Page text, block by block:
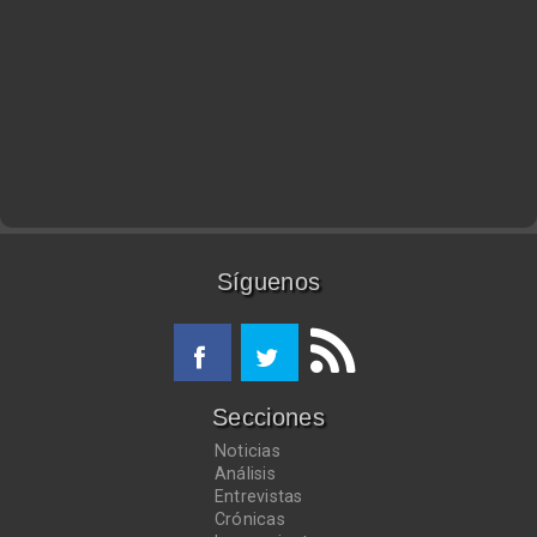
Síguenos
Secciones
Noticias
Análisis
Entrevistas
Crónicas